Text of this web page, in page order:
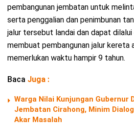
pembangunan jembatan untuk
serta penggalian dan penimbunan
jalur tersebut landai dan dapat
membuat pembangunan jalur kereta
memerlukan waktu hampir 9 tahun.
Baca Juga :
Warga Nilai Kunjungan Gubernur
Jembatan Cirahong, Minim
Akar Masalah